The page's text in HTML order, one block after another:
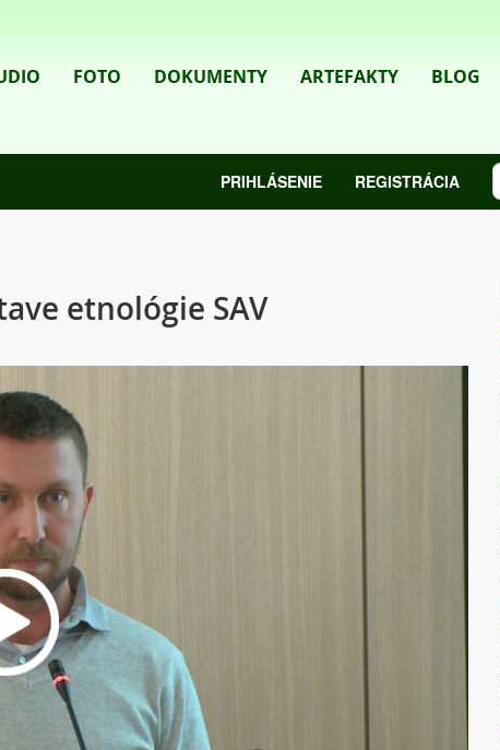
FOTO DOKUMENTY ARTEFAKTY BLOG
PRIHLÁSENIE REGISTRÁCIA
etnológie SAV